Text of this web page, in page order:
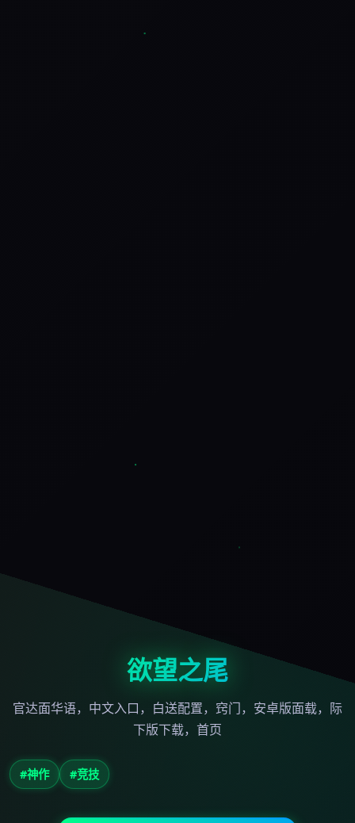
欲望之尾
官达面华语，中文入口，白送配置，窍门，安卓版面载，际
下版下载，首页
#神作 #竞技